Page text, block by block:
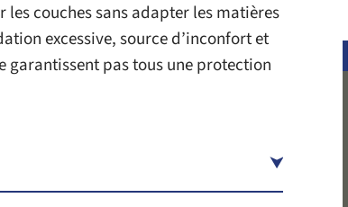
couches sans adapter les matières
excessive, source d’inconfort et
garantissent pas tous une protection